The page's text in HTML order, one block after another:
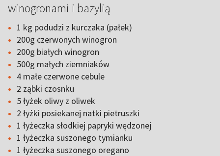
winogronami i bazylią
1 kg podudzi z kurczaka (pałek)
200g czerwonych winogron
200g białych winogron
500g małych ziemniaków
4 małe czerwone cebule
2 ząbki czosnku
5 łyżek oliwy z oliwek
2 łyżki posiekanej natki pietruszki
1 łyżeczka słodkiej papryki wędzonej
1 łyżeczka suszonego tymianku
1 łyżeczka suszonego oregano